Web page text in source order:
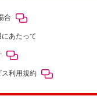
合
あたって
ス利用規約